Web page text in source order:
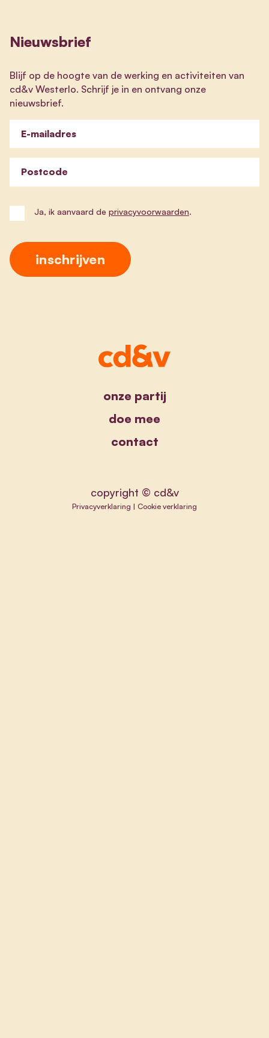
Nieuwsbrief
Blijf op de hoogte van de werking en activiteiten van
cd&v Westerlo. Schrijf je in en ontvang onze
nieuwsbrief.
E-mailadres
Postcode
Ja, ik aanvaard de privacyvoorwaarden.
onze partij
doe mee
contact
copyright © cd&v
Privacyverklaring | Cookie verklaring